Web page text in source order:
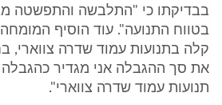
בבדיקתו כי "התלבשה והתפשטה
בטווח התנועה". עוד הוסיף
קלה בתנועות עמוד שדרה צווארי,
את סך ההגבלה אני מגדיר כהגבלה
תנועות עמוד שדרה צווארי".